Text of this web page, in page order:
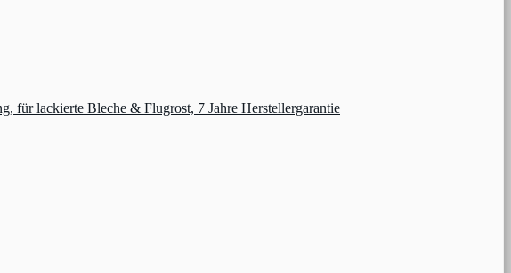
für lackierte Bleche & Flugrost, 7 Jahre Herstellergarantie